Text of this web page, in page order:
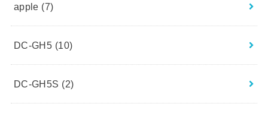
apple (7)
DC-GH5 (10)
DC-GH5S (2)